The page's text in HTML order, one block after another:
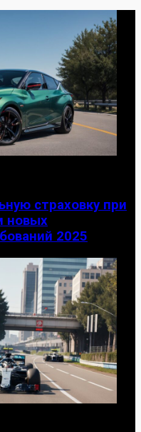
страховку при
новых
2025